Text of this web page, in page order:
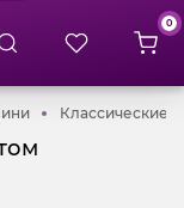
0
МиниКлассические